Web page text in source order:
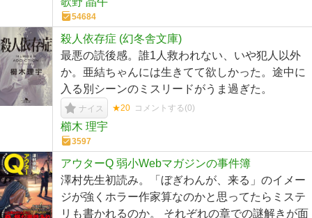
54684
殺人依存症 (幻冬舎文庫)
最悪の読後感。誰1人救われない、いや犯人以外
か。亜結ちゃんには生きてて欲しかった。途中に
入る別シーンのミスリードがうま過ぎた。
ナイス ★20 コメントする(0)
櫛木 理宇
3597
アウターQ 弱小Webマガジンの事件簿
澤村先生初読み。「ぼぎわんが、来る」のイメー
ジが強くホラー作家算なのかと思ってたらミステ
リも書かれるのか。 それぞれの章での謎解きが面